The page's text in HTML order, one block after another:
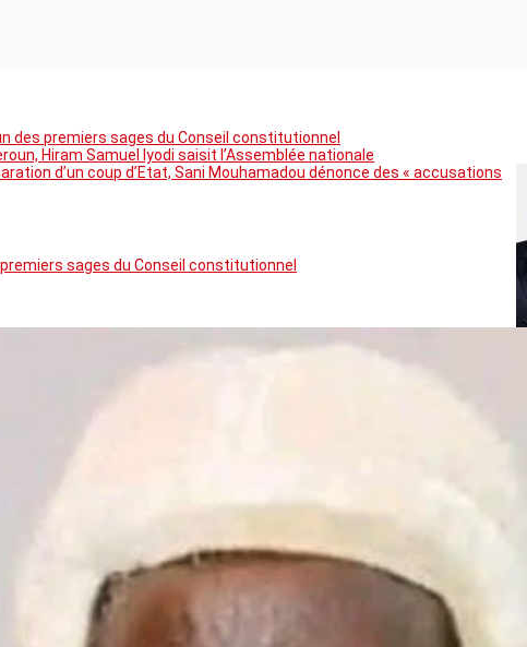
des premiers sages du Conseil constitutionnel
Hiram Samuel Iyodi saisit l’Assemblée nationale
d’un coup d’Etat, Sani Mouhamadou dénonce des « accusations
sages du Conseil constitutionnel